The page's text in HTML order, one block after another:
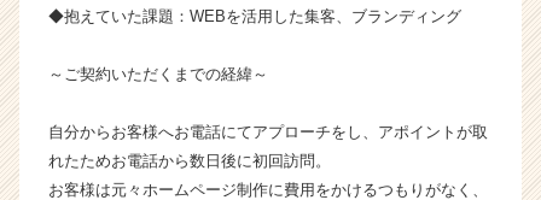
ト
届
く
就
◆抱えていた課題：WEBを活用した集客、ブランディング
～ご契約いただくまでの経緯～
自分からお客様へお電話にてアプローチをし、アポイントが取
れたためお電話から数日後に初回訪問。
お客様は元々ホームページ制作に費用をかけるつもりがなく、